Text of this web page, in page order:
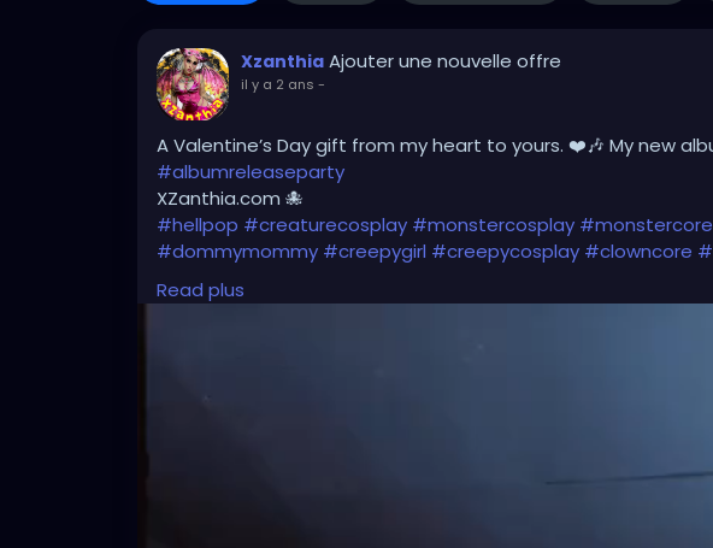
Xzanthia Ajouter une nouvelle offre
il y a 2 ans -
A Valentine’s Day gift from my heart to yours. ❤️🎶 My new
#albumreleaseparty
XZanthia.com 🐙
#hellpop #creaturecosplay #monstercosplay #monstercore
#dommymommy #creepygirl #creepycosplay #clowncore
#pastelgoth
Read plus